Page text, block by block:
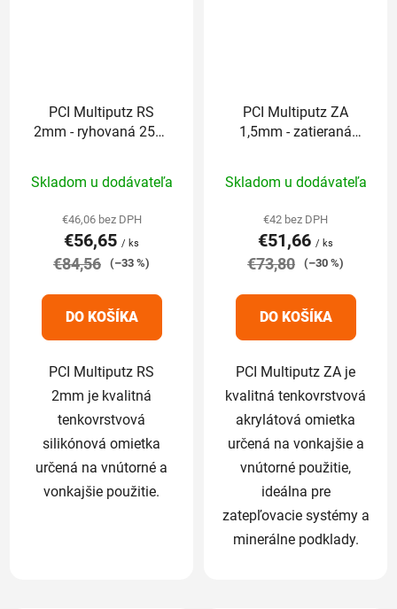
PCI Multiputz RS
2mm - ryhovaná 25kg
hodnotenie
produktu
je
5,0
5
hviezdičiek.
Skladom u dodávateľa
€46,06 bez DPH
€56,65 / ks
€84,56 (–33 %)
DO KOŠÍKA
PCI Multiputz RS
2mm je kvalitná
tenkovrstvová
silikónová omietka
určená na vnútorné a
vonkajšie použitie.
PCI Multiputz ZA
1,5mm - zatieraná
hodnotenie
produktu
je
5,0
5
hviezdičiek.
Skladom u dodávateľa
€42 bez DPH
€51,66 / ks
€73,80 (–30 %)
DO KOŠÍKA
PCI Multiputz ZA je
kvalitná tenkovrstvová
akrylátová omietka
určená na vonkajšie a
vnútorné použitie,
ideálna pre
zatepľovacie systémy a
minerálne podklady.